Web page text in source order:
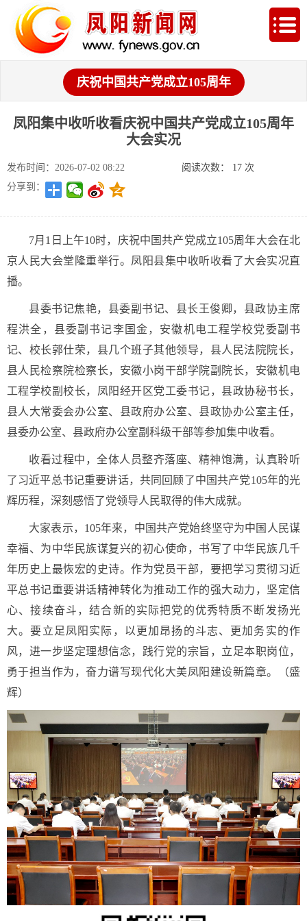
庆祝中国共产党成立105周年
凤阳集中收听收看庆祝中国共产党成立105周年
大会实况
发布时间：2026-07-02 08:22 阅读次数： 17次
分享到：
7月1日上午10时，庆祝中国共产党成立105周年大会在北
京人民大会堂隆重举行。凤阳县集中收听收看了大会实况直
播。
县委书记焦艳，县委副书记、县长王俊卿，县政协主席
程洪全，县委副书记李国金，安徽机电工程学校党委副书
记、校长郭仕荣，县几个班子其他领导，县人民法院院长，
县人民检察院检察长，安徽小岗干部学院副院长，安徽机电
工程学校副校长，凤阳经开区党工委书记，县政协秘书长，
县人大常委会办公室、县政府办公室、县政协办公室主任，
县委办公室、县政府办公室副科级干部等参加集中收看。
收看过程中，全体人员整齐落座、精神饱满，认真聆听
了习近平总书记重要讲话，共同回顾了中国共产党105年的光
辉历程，深刻感悟了党领导人民取得的伟大成就。
大家表示，105年来，中国共产党始终坚守为中国人民谋
幸福、为中华民族谋复兴的初心使命，书写了中华民族几千
年历史上最恢宏的史诗。作为党员干部，要把学习贯彻习近
平总书记重要讲话精神转化为推动工作的强大动力，坚定信
心、接续奋斗，结合新的实际把党的优秀特质不断发扬光
大。要立足凤阳实际，以更加昂扬的斗志、更加务实的作
风，进一步坚定理想信念，践行党的宗旨，立足本职岗位，
勇于担当作为，奋力谱写现代化大美凤阳建设新篇章。（盛
辉）